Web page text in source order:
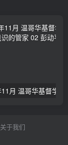
关于我们